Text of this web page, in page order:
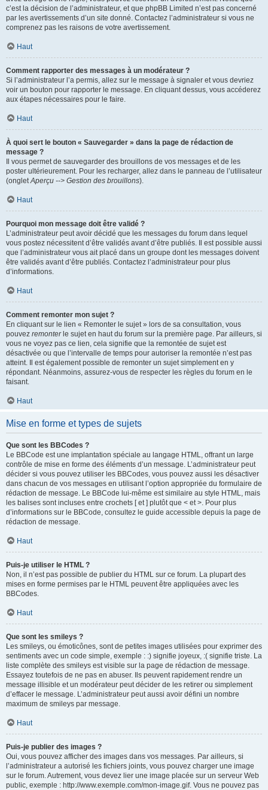
c’est la décision de l’administrateur, et que phpBB Limited n’est pas concerné
par les avertissements d’un site donné. Contactez l’administrateur si vous ne
comprenez pas les raisons de votre avertissement.
Haut
Comment rapporter des messages à un modérateur ?
Si l’administrateur l’a permis, allez sur le message à signaler et vous devriez
voir un bouton pour rapporter le message. En cliquant dessus, vous accéderez
aux étapes nécessaires pour le faire.
Haut
À quoi sert le bouton « Sauvegarder » dans la page de rédaction de
message ?
Il vous permet de sauvegarder des brouillons de vos messages et de les
poster ultérieurement. Pour les recharger, allez dans le panneau de l’utilisateur
(ongletAperçu --> Gestion des brouillons).
Haut
Pourquoi mon message doit être validé ?
L’administrateur peut avoir décidé que les messages du forum dans lequel
vous postez nécessitent d’être validés avant d’être publiés. Il est possible aussi
que l’administrateur vous ait placé dans un groupe dont les messages doivent
être validés avant d’être publiés. Contactez l’administrateur pour plus
d’informations.
Haut
Comment remonter mon sujet ?
En cliquant sur le lien « Remonter le sujet » lors de sa consultation, vous
pouvez remonterle sujet en haut du forum sur la première page. Par ailleurs, si
vous ne voyez pas ce lien, cela signifie que la remontée de sujet est
désactivée ou que l’intervalle de temps pour autoriser la remontée n’est pas
atteint. Il est également possible de remonter un sujet simplement en y
répondant. Néanmoins, assurez-vous de respecter les règles du forum en le
faisant.
Haut
Mise en forme et types de sujets
Que sont les BBCodes ?
Le BBCode est une implantation spéciale au langage HTML, offrant un large
contrôle de mise en forme des éléments d’un message. L’administrateur peut
décider si vous pouvez utiliser les BBCodes, vous pouvez aussi les désactiver
dans chacun de vos messages en utilisant l’option appropriée du formulaire de
rédaction de message. Le BBCode lui-même est similaire au style HTML, mais
les balises sont incluses entre crochets [ et ] plutôt que < et >. Pour plus
d’informations sur le BBCode, consultez le guide accessible depuis la page de
rédaction de message.
Haut
Puis-je utiliser le HTML ?
Non, il n’est pas possible de publier du HTML sur ce forum. La plupart des
mises en forme permises par le HTML peuvent être appliquées avec les
BBCodes.
Haut
Que sont les smileys ?
Les smileys, ou émoticônes, sont de petites images utilisées pour exprimer des
sentiments avec un code simple, exemple : :) signifie joyeux, :( signifie triste. La
liste complète des smileys est visible sur la page de rédaction de message.
Essayez toutefois de ne pas en abuser. Ils peuvent rapidement rendre un
message illisible et un modérateur peut décider de les retirer ou simplement
d’effacer le message. L’administrateur peut aussi avoir défini un nombre
maximum de smileys par message.
Haut
Puis-je publier des images ?
Oui, vous pouvez afficher des images dans vos messages. Par ailleurs, si
l’administrateur a autorisé les fichiers joints, vous pouvez charger une image
sur le forum. Autrement, vous devez lier une image placée sur un serveur Web
public, exemple : http://www.exemple.com/mon-image.gif. Vous ne pouvez pas